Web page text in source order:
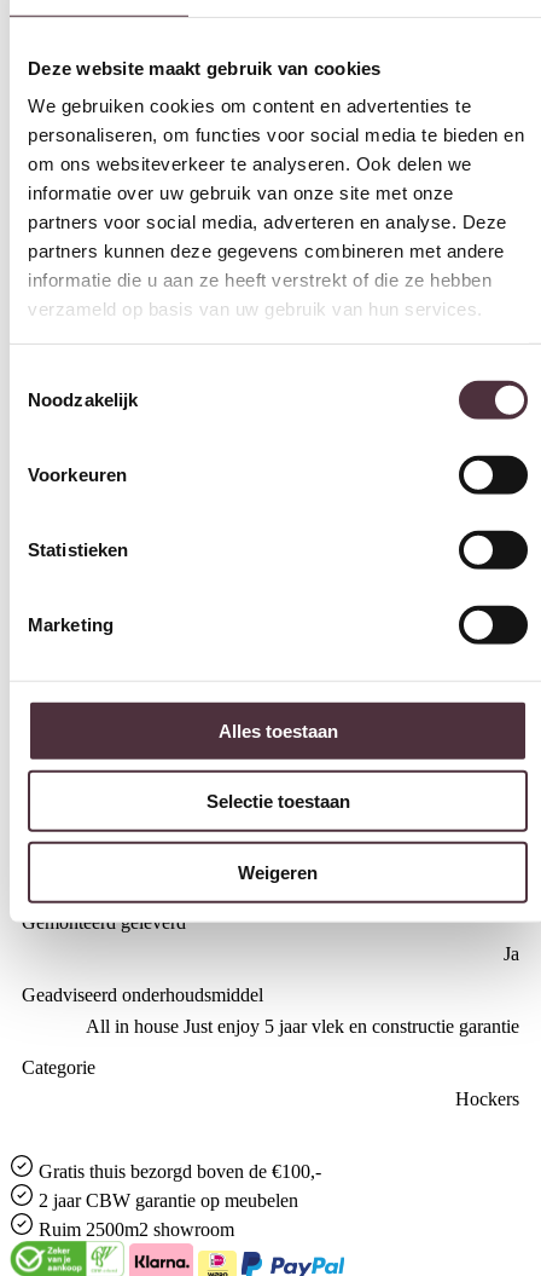
Deze website maakt gebruik van cookies
We gebruiken cookies om content en advertenties te
personaliseren, om functies voor social media te bieden en
om ons websiteverkeer te analyseren. Ook delen we
informatie over uw gebruik van onze site met onze
partners voor social media, adverteren en analyse. Deze
partners kunnen deze gegevens combineren met andere
informatie die u aan ze heeft verstrekt of die ze hebben
verzameld op basis van uw gebruik van hun services.
Noodzakelijk
Voorkeuren
Statistieken
Marketing
Alles toestaan
Selectie toestaan
Weigeren
€108,00
In winkelwagen
Productinformatie
Specificaties
Breedte (cm)
Diepte (cm)
Hoogte (cm)
Kleur
Materiaal
Merk
Gemonteerd geleverd
Ja
Geadviseerd onderhoudsmiddel
All in house Just enjoy 5 jaar vlek en constructie garantie
Categorie
Hockers
Gratis thuis bezorgd boven de €100,-
2 jaar CBW garantie op meubelen
Ruim 2500m2 showroom